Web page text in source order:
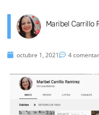
Maribel Carrillo
octubre 1, 2021 4